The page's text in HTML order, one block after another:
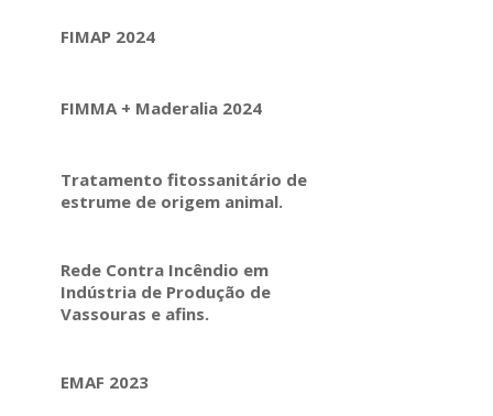
FIMAP 2024
FIMMA + Maderalia 2024
Tratamento fitossanitário de
estrume de origem animal.
Rede Contra Incêndio em
Indústria de Produção de
Vassouras e afins.
EMAF 2023